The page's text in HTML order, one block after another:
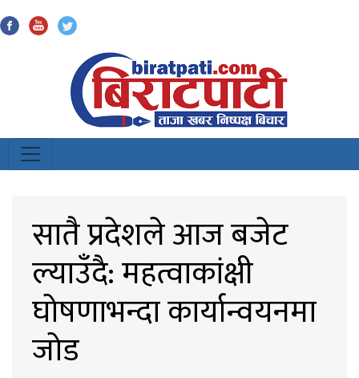
सातै प्रदेशले आज बजेट
ल्याउँदै: महत्वाकांक्षी
घोषणाभन्दा कार्यान्वयनमा
जोड